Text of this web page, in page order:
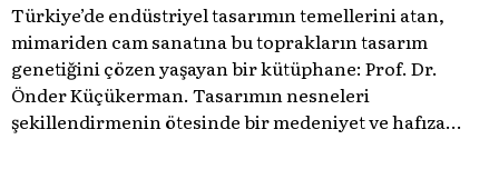
Türkiye’de endüstriyel tasarımın temellerini atan,
mimariden cam sanatına bu toprakların tasarım
genetiğini çözen yaşayan bir kütüphane: Prof. Dr.
Önder Küçükerman. ​Tasarımın nesneleri
şekillendirmenin ötesinde bir medeniyet ve hafıza